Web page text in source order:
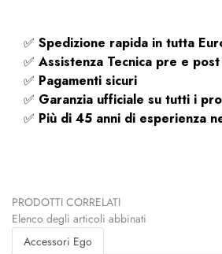
✅ Spedizione rapida in tutta
✅ Assistenza Tecnica pre e
✅ Pagamenti sicuri
✅ Garanzia ufficiale su tutti i
✅ Più di 45 anni di esperienza
PRODOTTI CORRELATI
Elenco degli articoli abbinati
Accessori Ego